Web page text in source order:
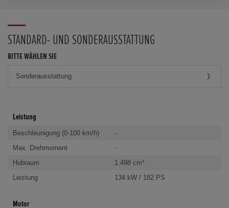
STANDARD- UND SONDERAUSSTATTUNG
BITTE WÄHLEN SIE
Leistung
Beschleunigung (0-100 km/h)
-
Max. Drehmoment
-
Hubraum
1.498 cm³
Leistung
134 kW / 182 PS
Motor